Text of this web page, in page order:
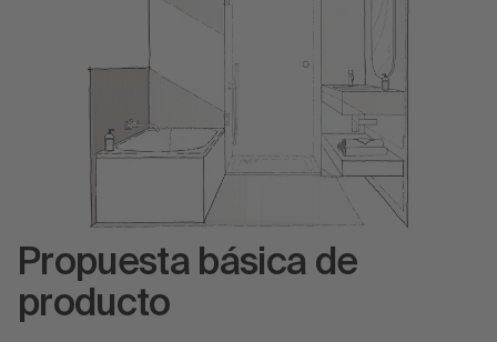
Propuesta básica de
producto